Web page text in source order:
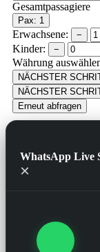
Gesamtpassagiere
Pax: 1
Erwachsene: −
Kinder: −
Währung
NÄCHSTER
NÄCHSTER
Erneut abfragen
WhatsApp Live
×